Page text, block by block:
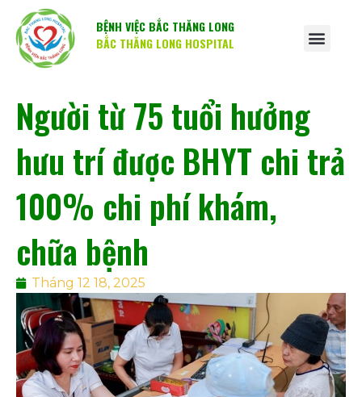
BỆNH VIỆC BẮC THĂNG LONG
BẮC THĂNG LONG HOSPITAL
Người từ 75 tuổi hưởng
hưu trí được BHYT chi trả
100% chi phí khám,
chữa bệnh
Tháng 12 18, 2025